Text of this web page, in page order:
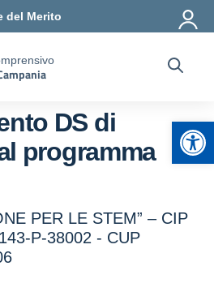
del Merito
DS di
programma
PER LE STEM” – CIP
P-38002 - CUP